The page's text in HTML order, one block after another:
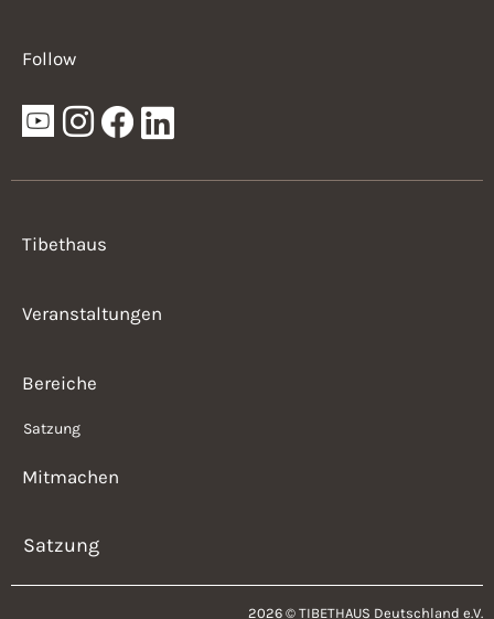
Follow
Tibethaus
Veranstaltungen
Bereiche
Satzung
Mitmachen
Satzung
2026 © TIBETHAUS Deutschland e.V.